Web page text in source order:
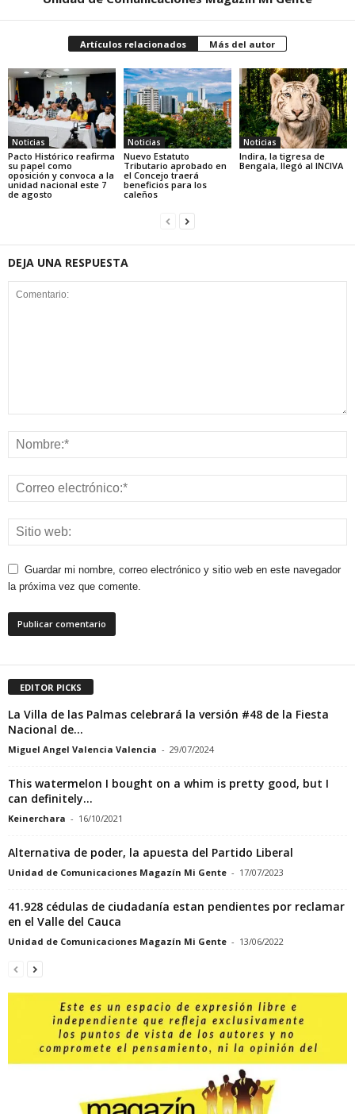
Artículos relacionados Más del autor
Noticias
Pacto Histórico reafirma
su papel como
oposición y convoca a la
unidad nacional este 7
de agosto
Noticias
Nuevo Estatuto
Tributario aprobado en
el Concejo traerá
beneficios para los
caleños
Noticias
Indira, la tigresa de
Bengala, llegó al INCIVA
DEJA UNA RESPUESTA
Guardar mi nombre, correo electrónico y sitio web en este navegador
la próxima vez que comente.
EDITOR PICKS
La Villa de las Palmas celebrará la versión #48 de la Fiesta
Nacional de...
Miguel Angel Valencia Valencia - 29/07/2024
This watermelon I bought on a whim is pretty good, but I
can definitely...
Keinerchara - 16/10/2021
Alternativa de poder, la apuesta del Partido Liberal
Unidad de Comunicaciones Magazín Mi Gente - 17/07/2023
41.928 cédulas de ciudadanía estan pendientes por reclamar
en el Valle del Cauca
Unidad de Comunicaciones Magazín Mi Gente - 13/06/2022